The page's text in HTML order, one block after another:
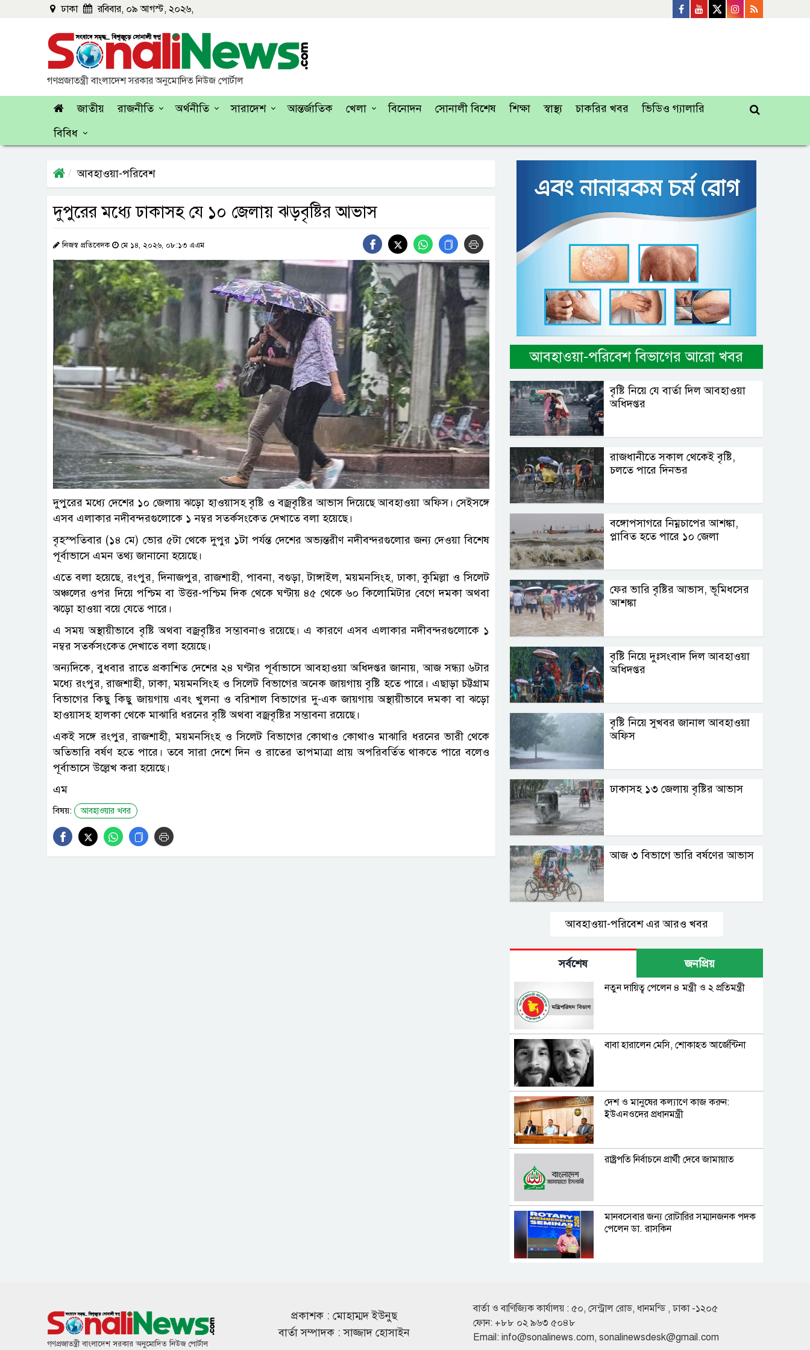
ঢাকা রবিবার, ০৯ আগস্ট, ২০২৬,
গণপ্রজাতন্ত্রী বাংলাদেশ সরকার অনুমোদিত নিউজ পোর্টাল
জাতীয় রাজনীতি অর্থনীতি সারাদেশ আন্তর্জাতিক খেলা বিনোদন সোনালী বিশেষ শিক্ষা স্বাস্থ্য চাকরির খবর
ভিডিও গ্যালারি
বিবিধ
আবহাওয়া-পরিবেশ
দুপুরের মধ্যে ঢাকাসহ যে ১০ জেলায় ঝড়বৃষ্টির আভাস
নিজস্ব প্রতিবেদক মে ১৪, ২০২৬, ০৮:১৩ এএম
দুপুরের মধ্যে দেশের ১০ জেলায় ঝড়ো হাওয়াসহ বৃষ্টি ও বজ্রবৃষ্টির আভাস দিয়েছে আবহাওয়া অফিস। সেইসঙ্গে
এসব এলাকার নদীবন্দরগুলোকে ১ নম্বর সতর্কসংকেত দেখাতে বলা হয়েছে।
বৃহস্পতিবার (১৪ মে) ভোর ৫টা থেকে দুপুর ১টা পর্যন্ত দেশের অভ্যন্তরীণ নদীবন্দরগুলোর জন্য দেওয়া বিশেষ
পূর্বাভাসে এমন তথ্য জানানো হয়েছে।
এতে বলা হয়েছে, রংপুর, দিনাজপুর, রাজশাহী, পাবনা, বগুড়া, টাঙ্গাইল, ময়মনসিংহ, ঢাকা, কুমিল্লা ও সিলেট
অঞ্চলের ওপর দিয়ে পশ্চিম বা উত্তর-পশ্চিম দিক থেকে ঘণ্টায় ৪৫ থেকে ৬০ কিলোমিটার বেগে দমকা অথবা
ঝড়ো হাওয়া বয়ে যেতে পারে।
এ সময় অস্থায়ীভাবে বৃষ্টি অথবা বজ্রবৃষ্টির সম্ভাবনাও রয়েছে। এ কারণে এসব এলাকার নদীবন্দরগুলোকে ১
নম্বর সতর্কসংকেত দেখাতে বলা হয়েছে।
অন্যদিকে, বুধবার রাতে প্রকাশিত দেশের ২৪ ঘণ্টার পূর্বাভাসে আবহাওয়া অধিদপ্তর জানায়, আজ সন্ধ্যা ৬টার
মধ্যে রংপুর, রাজশাহী, ঢাকা, ময়মনসিংহ ও সিলেট বিভাগের অনেক জায়গায় বৃষ্টি হতে পারে। এছাড়া চট্টগ্রাম
বিভাগের কিছু কিছু জায়গায় এবং খুলনা ও বরিশাল বিভাগের দু-এক জায়গায় অস্থায়ীভাবে দমকা বা ঝড়ো
হাওয়াসহ হালকা থেকে মাঝারি ধরনের বৃষ্টি অথবা বজ্রবৃষ্টির সম্ভাবনা রয়েছে।
একই সঙ্গে রংপুর, রাজশাহী, ময়মনসিংহ ও সিলেট বিভাগের কোথাও কোথাও মাঝারি ধরনের ভারী থেকে
অতিভারি বর্ষণ হতে পারে। তবে সারা দেশে দিন ও রাতের তাপমাত্রা প্রায় অপরিবর্তিত থাকতে পারে বলেও
পূর্বাভাসে উল্লেখ করা হয়েছে।
এম
বিষয়: আবহাওয়ার খবর
আবহাওয়া-পরিবেশ বিভাগের আরো খবর
বৃষ্টি নিয়ে যে বার্তা দিল আবহাওয়া
অধিদপ্তর
রাজধানীতে সকাল থেকেই বৃষ্টি,
চলতে পারে দিনভর
বঙ্গোপসাগরে নিম্নচাপের আশঙ্কা,
প্লাবিত হতে পারে ১০ জেলা
ফের ভারি বৃষ্টির আভাস, ভূমিধসের
আশঙ্কা
বৃষ্টি নিয়ে দুঃসংবাদ দিল আবহাওয়া
অধিদপ্তর
বৃষ্টি নিয়ে সুখবর জানাল আবহাওয়া
অফিস
ঢাকাসহ ১৩ জেলায় বৃষ্টির আভাস
আজ ৩ বিভাগে ভারি বর্ষণের আভাস
আবহাওয়া-পরিবেশ এর আরও খবর
সর্বশেষ জনপ্রিয়
নতুন দায়িত্ব পেলেন ৪ মন্ত্রী ও ২ প্রতিমন্ত্রী
বাবা হারালেন মেসি, শোকাহত আর্জেন্টিনা
দেশ ও মানুষের কল্যাণে কাজ করুন:
ইউএনওদের প্রধানমন্ত্রী
রাষ্ট্রপতি নির্বাচনে প্রার্থী দেবে জামায়াত
মানবসেবার জন্য রোটারির সম্মানজনক পদক
পেলেন ডা. রাসকিন
আবারও ৪ দিনের লম্বা ছুটির সুযোগ
গণপ্রজাতন্ত্রী বাংলাদেশ সরকার অনুমোদিত নিউজ পোর্টাল
প্রকাশক : মোহাম্মদ ইউনুছ
বার্তা সম্পাদক : সাজ্জাদ হোসাইন
বার্তা ও বাণিজ্যিক কার্যালয় : ৫০, সেন্ট্রাল রোড, ধানমন্ডি , ঢাকা -১২০৫
ফোন: +৮৮ ০২ ৯৬৩ ৫০৪৮
Email: info@sonalinews.com, sonalinewsdesk@gmail.com